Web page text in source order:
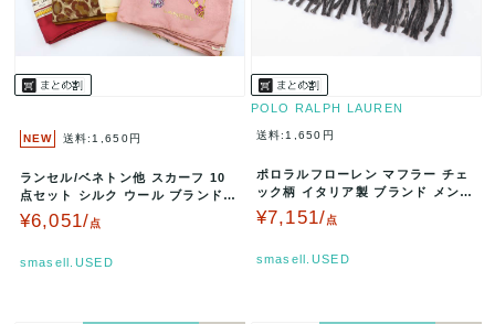
NEW 送料:1,650円
ランセル/ベネトン他 スカーフ 10
点セット シルク ウール ブランド
まとめて 大量 レディース …
¥6,051/点
smasell.USED
POLO RALPH LAUREN
送料:1,650円
ポロラルフローレン マフラー チェ
ック柄 イタリア製 ブランド メンズ
ブラック POLO RALP…
¥7,151/点
smasell.USED